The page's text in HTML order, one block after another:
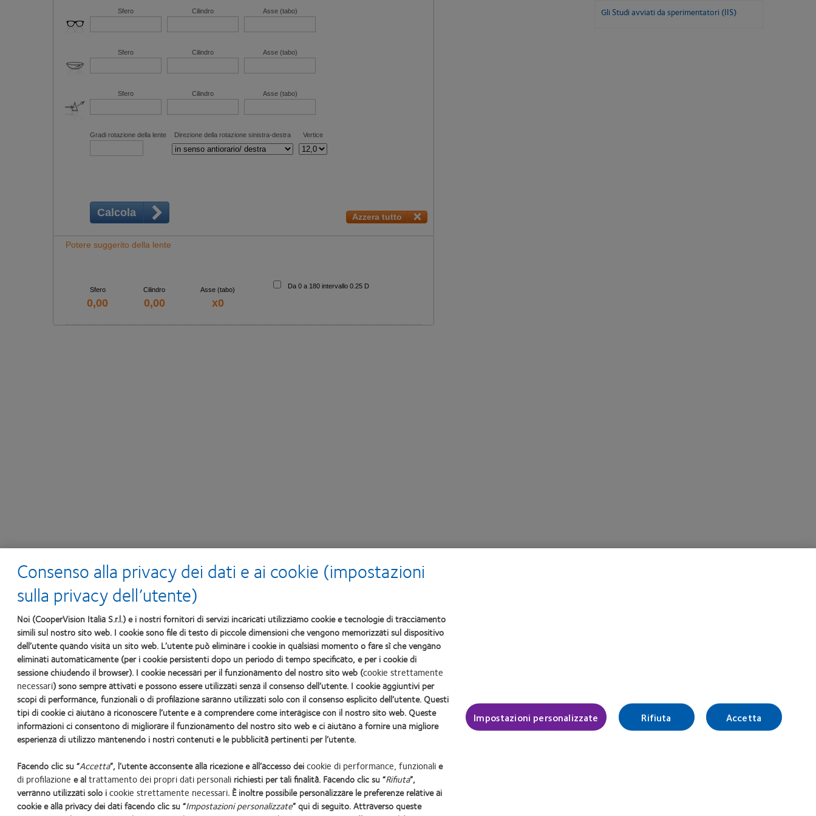
Limitare l'uso previsto a scopi educative.
Gli Studi avviati da sperimentatori (IIS)
I nostri prodotti Contattaci Cookie policy Politica sui commenti Politica sulla privacy Consumer site Gestisci preferenze di consenso Accedi
Italia (Italy)
Sede Legale: Via Carducci 26, 20123 Milano Codice Fiscale e Numero di iscrizione 10653750157 del Registro delle Imprese di Milano
R.E.A. Ml 1392359 - Capitale Sociale € 1.891.569,00 int. vers. - P.IVA 10653750157
Società soggetta all'altrui attività di direzione e coordinamento ex art. 2497-bis c.c.
Sito autorizzato con Aut. Min. 11/01/2024;
Consenso alla privacy dei dati e ai cookie (impostazioni
sulla privacy dell’utente)
Noi (CooperVision Italia S.r.l.) e i nostri fornitori di servizi incaricati utilizziamo cookie e tecnologie di tracciamento
simili sul nostro sito web. I cookie sono file di testo di piccole dimensioni che vengono memorizzati sul dispositivo
dell’utente quando visita un sito web. L’utente può eliminare i cookie in qualsiasi momento o fare sì che vengano
eliminati automaticamente (per i cookie persistenti dopo un periodo di tempo specificato, e per i cookie di
sessione chiudendo il browser). I cookie necessari per il funzionamento del nostro sito web (cookie strettamente
necessari) sono sempre attivati e possono essere utilizzati senza il consenso dell’utente. I cookie aggiuntivi per
scopi di performance, funzionali o di profilazione saranno utilizzati solo con il consenso esplicito dell’utente. Questi
tipi di cookie ci aiutano a riconoscere l’utente e a comprendere come interagisce con il nostro sito web. Queste
informazioni ci consentono di migliorare il funzionamento del nostro sito web e ci aiutano a fornire una migliore
esperienza di utilizzo mantenendo i nostri contenuti e le pubblicità pertinenti per l’utente.
Facendo clic su “Accetta”, l’utente acconsente alla ricezione e all’accesso deicookie di performance, funzionalie
di profilazione e altrattamento dei propri dati personali richiesti per tali finalità. Facendo clic su “Rifiuta”,
verranno utilizzati solo icookie strettamente necessari. È inoltre possibile personalizzare le preferenze relative ai
cookie e alla privacy dei dati facendo clic su “Impostazioni personalizzate” qui di seguito. Attraverso queste
Impostazioni personalizzate Rifiuta Accetta